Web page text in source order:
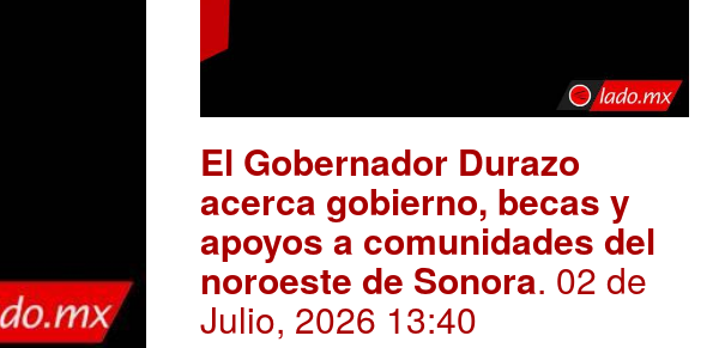
El Gobernador Durazo
acerca gobierno, becas y
apoyos a comunidades del
noroeste de Sonora. 02 de
Julio, 2026 13:40